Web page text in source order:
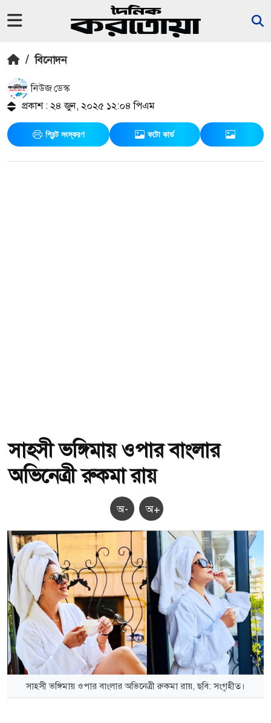
/ বিনোদন
নিউজ ডেস্ক
প্রকাশ : ২৪ জুন, ২০২৫ ১২:০৪ পিএম
প্রিন্ট সংস্করণ ফটো কার্ড
সাহসী ভঙ্গিমায় ওপার বাংলার
অভিনেত্রী রুকমা রায়
অ- অ+
সাহসী ভঙ্গিমায় ওপার বাংলার অভিনেত্রী রুকমা রায়, ছবি: সংগৃহীত।